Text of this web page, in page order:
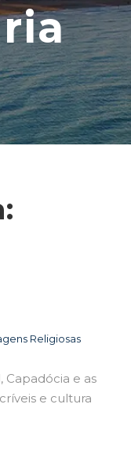
Religiosas
Capadócia e as
e cultura